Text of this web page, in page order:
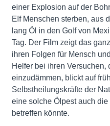
einer Explosion auf der
Elf Menschen sterben, aus
lang Öl in den Golf von
Tag. Der Film zeigt das
ihren Folgen für Mensch
Helfer bei ihren Versuchen,
einzudämmen, blickt auf
Selbstheilungskräfte der
eine solche Ölpest auch
betreffen könnte.